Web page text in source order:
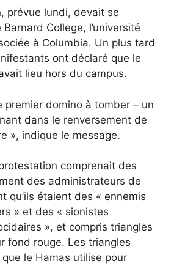
prévue lundi, devait se
College, l’université
à Columbia. Un plus tard
ont déclaré que le
lieu hors du campus.
premier domino à tomber – un
dans le renversement de
», indique le message.
comprenait des
des administrateurs de
qu’ils étaient des « ennemis
» et des « sionistes
», et compris triangles
fond rouge. Les triangles
le Hamas utilise pour